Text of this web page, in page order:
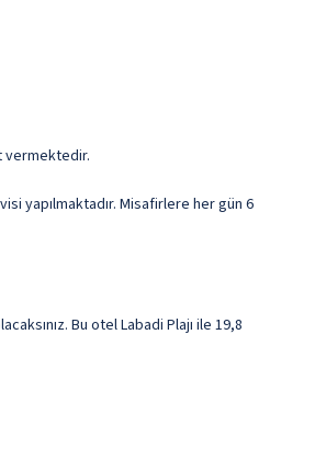
vermektedir.
yapılmaktadır. Misafirlere her gün 6
Bu otel Labadi Plajı ile 19,8